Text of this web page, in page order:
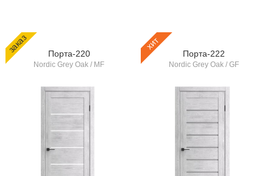
заказ Порта-220
Nordic Grey Oak / MF
хит
Порта-222
Nordic Grey Oak / GF